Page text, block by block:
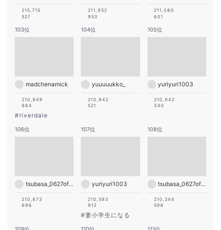
215,715
527
211,952
953
211,080
601
103位
madchenamick
210,949
884
#riverdale
104位
yuuuuukko_
210,942
521
105位
yuriyuri1003
210,942
340
106位
tsubasa_0627official
210,873
696
107位
yuriyuri1003
210,593
912
#妻小学生になる
108位
tsubasa_0627official
210,244
598